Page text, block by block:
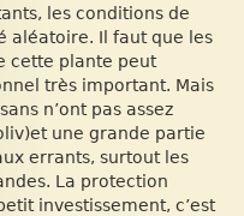
les conditions de
aléatoire. Il faut que les
cette plante peut
très important. Mais
n’ont pas assez
une grande partie
errants, surtout les
La protection
investissement, c’est